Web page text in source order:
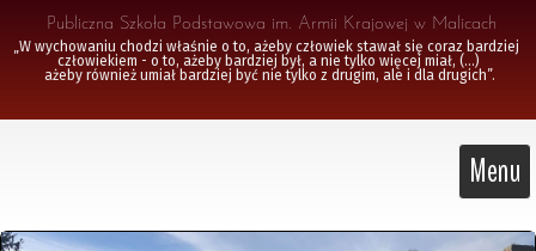
Publiczna Szkoła Podstawowa im. Armii Krajowej w Malicach
„W wychowaniu chodzi właśnie o to, ażeby człowiek stawał się coraz bardziej
człowiekiem - o to, ażeby bardziej był, a nie tylko więcej miał, (...)
ażeby również umiał bardziej być nie tylko z drugim, ale i dla drugich”.
Menu